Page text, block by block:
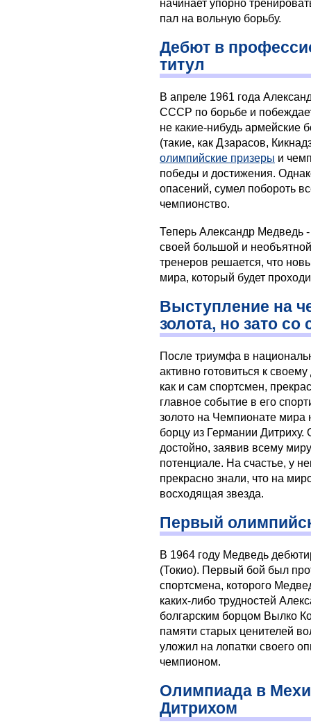
начинает упорно
пал на вольную борьбу.
Дебют в
титул
В апреле 1961 года
СССР по борьбе и
не какие-нибудь
(такие, как Дзарасов,
олимпийские призеры и
победы и достижения.
опасений, сумел побороть
чемпионство.
Теперь Александр Медведь
своей большой и
тренеров решается, что
мира, который будет
Выступление на
золота, но зато
После триумфа в
активно готовиться к
как и сам спортсмен,
главное событие в его
золото на Чемпионате мира
борцу из Германии Дитриху.
достойно, заявив всему
потенциале. На счастье, у
прекрасно знали, что на
восходящая звезда.
Первый
В 1964 году Медведь
(Токио). Первый бой был
спортсмена, которого
каких-либо трудностей
болгарским борцом Вылко
памяти старых ценителей
уложил на лопатки своего
чемпионом.
Олимпиада в
Дитрихом